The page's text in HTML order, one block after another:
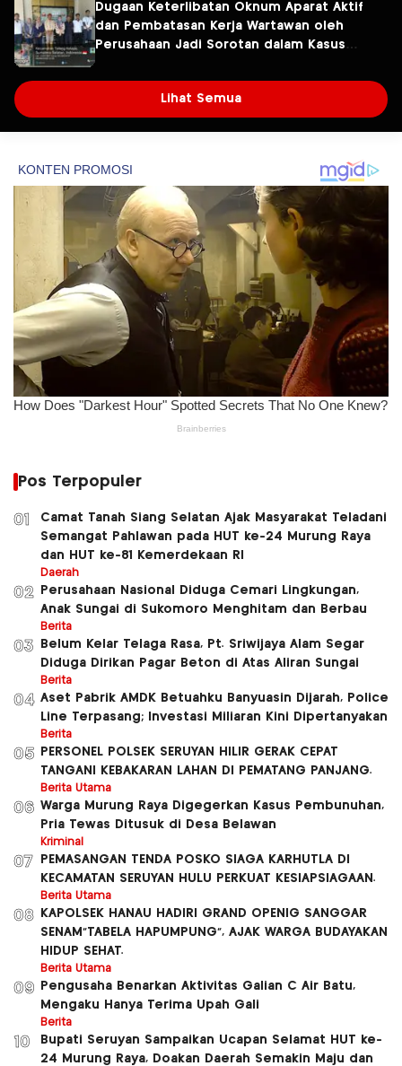
Dugaan Keterlibatan Oknum Aparat Aktif
dan Pembatasan Kerja Wartawan oleh
Perusahaan Jadi Sorotan dalam Kasus
Fresindo Jaya
Lihat Semua
Pos Terpopuler
01
Camat Tanah Siang Selatan Ajak Masyarakat Teladani
Semangat Pahlawan pada HUT ke-24 Murung Raya
dan HUT ke-81 Kemerdekaan RI
Daerah
02
Perusahaan Nasional Diduga Cemari Lingkungan,
Anak Sungai di Sukomoro Menghitam dan Berbau
Berita
03
Belum Kelar Telaga Rasa, Pt. Sriwijaya Alam Segar
Diduga Dirikan Pagar Beton di Atas Aliran Sungai
Berita
04 Aset Pabrik AMDK Betuahku Banyuasin Dijarah, Police
Line Terpasang; Investasi Miliaran Kini Dipertanyakan
Berita
05
PERSONEL POLSEK SERUYAN HILIR GERAK CEPAT
TANGANI KEBAKARAN LAHAN DI PEMATANG PANJANG.
Berita Utama
06 Warga Murung Raya Digegerkan Kasus Pembunuhan,
Pria Tewas Ditusuk di Desa Belawan
Kriminal
07
PEMASANGAN TENDA POSKO SIAGA KARHUTLA DI
KECAMATAN SERUYAN HULU PERKUAT KESIAPSIAGAAN.
Berita Utama
08
KAPOLSEK HANAU HADIRI GRAND OPENIG SANGGAR
SENAM”TABELA HAPUMPUNG”, AJAK WARGA BUDAYAKAN
HIDUP SEHAT.
Berita Utama
09
Pengusaha Benarkan Aktivitas Galian C Air Batu,
Mengaku Hanya Terima Upah Gali
Berita
10
Bupati Seruyan Sampaikan Ucapan Selamat HUT ke-
24 Murung Raya, Doakan Daerah Semakin Maju dan